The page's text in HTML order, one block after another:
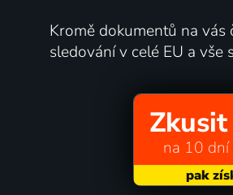
Kromě dokumentů na vás
sledování v celé EU a vše
na 10 dní